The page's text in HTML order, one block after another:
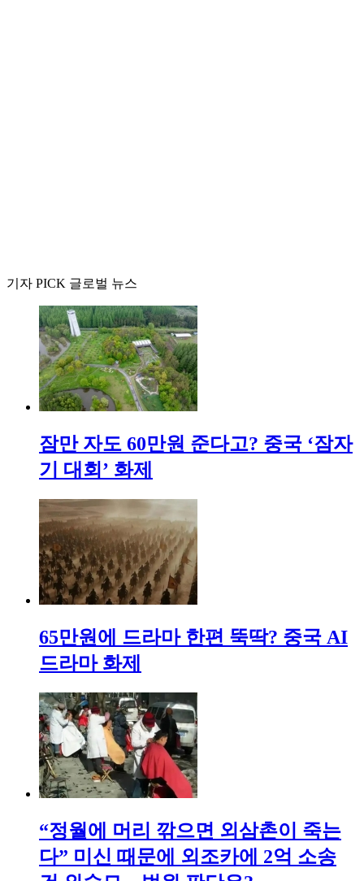
기자 PICK 글로벌 뉴스
잠만 자도 60만원 준다고? 중국 ‘잠자
기 대회’ 화제
65만원에 드라마 한편 뚝딱? 중국 AI
드라마 화제
“정월에 머리 깎으면 외삼촌이 죽는
다” 미신 때문에 외조카에 2억 소송